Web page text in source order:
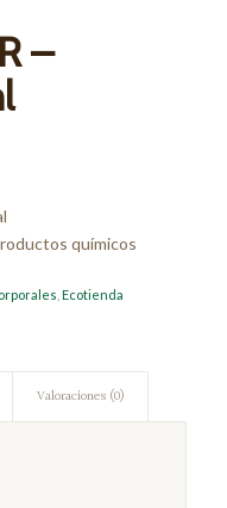
–
químicos
Ecotienda
Valoraciones (0)